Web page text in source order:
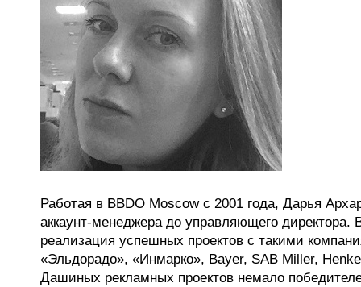
Работая в BBDO Moscow с 2001 года, Дарья
аккаунт-менеджера до управляющего директора.
реализация успешных проектов с такими
«Эльдорадо», «Инмарко», Bayer, SAB Miller,
Дашиных рекламных проектов немало